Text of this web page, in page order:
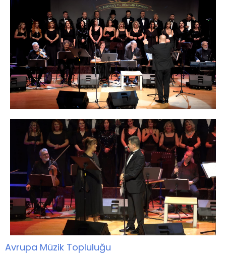
Avrupa Müzik Topluluğu